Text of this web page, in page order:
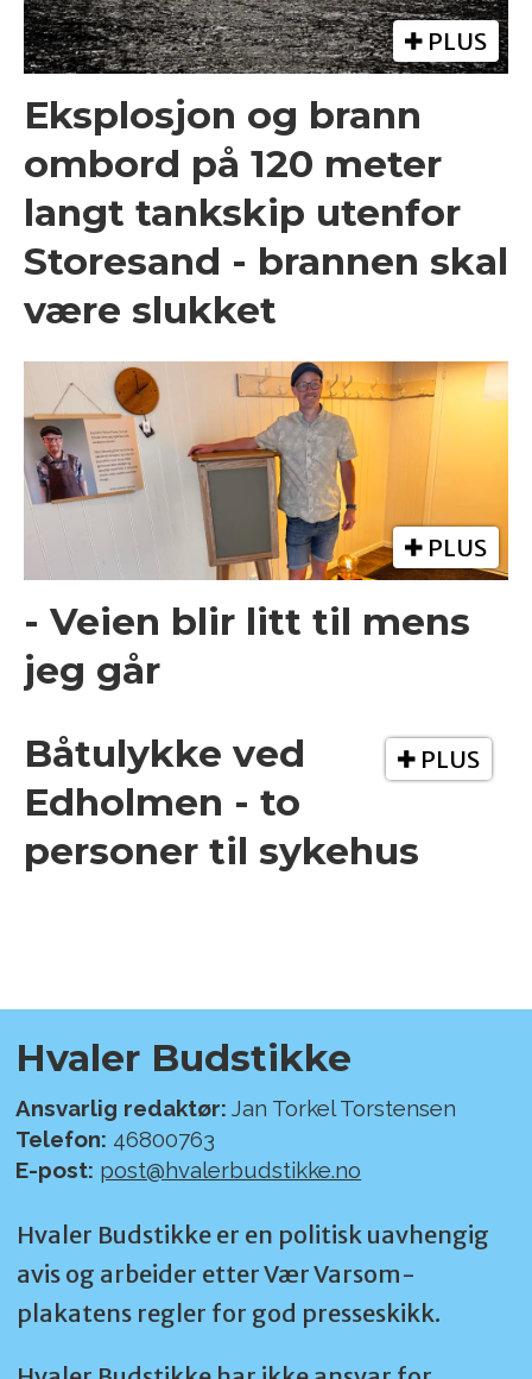
PLUS
Eksplosjon og brann
ombord på 120 meter
langt tankskip utenfor
Storesand - brannen skal
være slukket
PLUS
- Veien blir litt til mens
jeg går
PLUS
Båtulykke ved
Edholmen - to
personer til sykehus
Hvaler Budstikke
Ansvarlig redaktør: Jan Torkel Torstensen
Telefon: 46800763
E-post: post@hvalerbudstikke.no
Hvaler Budstikke er en politisk uavhengig
avis og arbeider etter Vær Varsom-
plakatens regler for god presseskikk.